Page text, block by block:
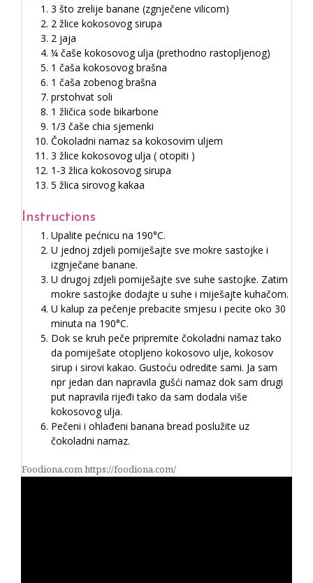
3 što zrelije banane (zgnječene vilicom)
2 žlice kokosovog sirupa
2 jaja
¼ čaše kokosovog ulja (prethodno rastopljenog)
1 čaša kokosovog brašna
1 čaša zobenog brašna
prstohvat soli
1 žličica sode bikarbone
1/3 čaše chia sjemenki
Čokoladni namaz sa kokosovim uljem
3 žlice kokosovog ulja ( otopiti )
1-3 žlica kokosovog sirupa
5 žlica sirovog kakaa
Instructions
Upalite pećnicu na 190°C.
U jednoj zdjeli pomiješajte sve mokre sastojke i
izgnječane banane.
U drugoj zdjeli pomiješajte sve suhe sastojke. Zatim
mokre sastojke dodajte u suhe i miješajte kuhačom.
U kalup za pečenje prebacite smjesu i pecite oko 30
minuta na 190°C.
Dok se kruh peče pripremite čokoladni namaz tako
da pomiješate otopljeno kokosovo ulje, kokosov
sirup i sirovi kakao. Gustoću odredite sami. Ja sam
npr jedan dan napravila gušći namaz dok sam drugi
put napravila rijeđi tako da sam dodala više
kokosovog ulja.
Pečeni i ohlađeni banana bread poslužite uz
čokoladni namaz.
Foodiona.com https://foodiona.com/